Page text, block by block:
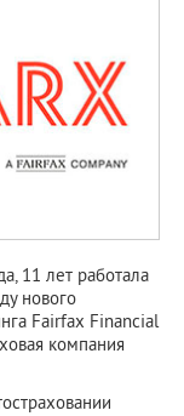
11 лет работала
нового
Fairfax Financial
компания